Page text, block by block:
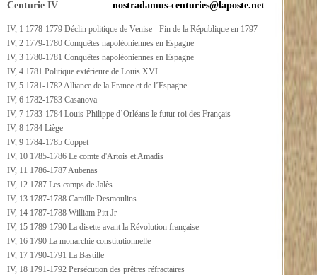
Centurie IV
IV, 1 1778-1779 Déclin politique de Venise - Fin de la République en 1797
IV, 2 1779-1780 Conquêtes napoléoniennes en Espagne
IV, 3 1780-1781 Conquêtes napoléoniennes en Espagne
IV, 4 1781 Politique extérieure de Louis XVI
IV, 5 1781-1782 Alliance de la France et de l’Espagne
IV, 6 1782-1783 Casanova
IV, 7 1783-1784 Louis-Philippe d’Orléans le futur roi des Français
IV, 8 1784 Liège
IV, 9 1784-1785 Coppet
IV, 10 1785-1786 Le comte d'Artois et Amadis
IV, 11 1786-1787 Aubenas
IV, 12 1787 Les camps de Jalès
IV, 13 1787-1788 Camille Desmoulins
IV, 14 1787-1788 William Pitt Jr
IV, 15 1789-1790 La disette avant la Révolution française
IV, 16 1790 La monarchie constitutionnelle
IV, 17 1790-1791 La Bastille
IV, 18 1791-1792 Persécution des prêtres réfractaires
nostradamus-centuries@laposte.net